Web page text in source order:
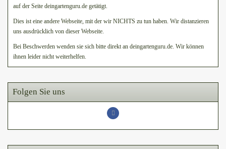
auf der Seite deingartenguru.de getätigt.
Dies ist eine andere Webseite, mit der wir NICHTS zu tun haben. Wir distanzieren
uns ausdrücklich von dieser Webseite.
Bei Beschwerden wenden sie sich bitte direkt an deingartenguru.de. Wir können
ihnen leider nicht weiterhelfen.
Folgen Sie uns